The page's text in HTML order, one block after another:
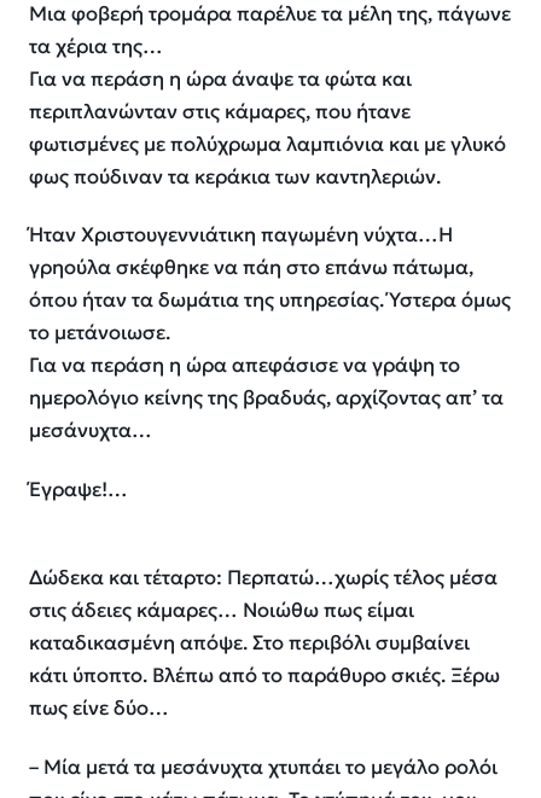
Μια φοβερή τρομάρα παρέλυε τα μέλη της, πάγωνε
τα χέρια της…
Για να περάση η ώρα άναψε τα φώτα και
περιπλανώνταν στις κάμαρες, που ήτανε
φωτισμένες με πολύχρωμα λαμπιόνια και με γλυκό
φως πούδιναν τα κεράκια των καντηλεριών.
Ήταν Χριστουγεννιάτικη παγωμένη νύχτα…Η
γρηούλα σκέφθηκε να πάη στο επάνω πάτωμα,
όπου ήταν τα δωμάτια της υπηρεσίας. Ύστερα όμως
το μετάνοιωσε.
Για να περάση η ώρα απεφάσισε να γράψη το
ημερολόγιο κείνης της βραδυάς, αρχίζοντας απ’ τα
μεσάνυχτα…
Έγραψε!…
Δώδεκα και τέταρτο: Περπατώ…χωρίς τέλος μέσα
στις άδειες κάμαρες… Νοιώθω πως είμαι
καταδικασμένη απόψε. Στο περιβόλι συμβαίνει
κάτι ύποπτο. Βλέπω από το παράθυρο σκιές. Ξέρω
πως είνε δύο…
– Μία μετά τα μεσάνυχτα χτυπάει το μεγάλο ρολόι